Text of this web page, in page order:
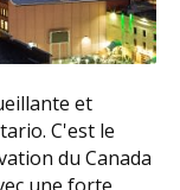
et
C'est le
du Canada
une forte